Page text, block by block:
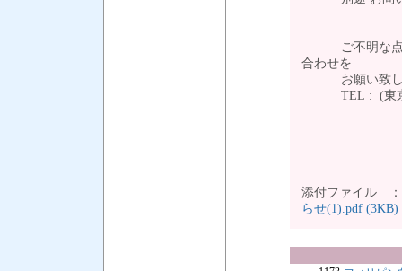
ご不明な点は
合わせを
お願い致し
TEL : (東京）
添付ファイル
らせ(1).pdf (3KB)